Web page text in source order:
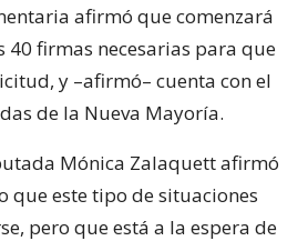
afirmó que comenzará
40 firmas necesarias para que
y –afirmó– cuenta con el
de la Nueva Mayoría.
Mónica Zalaquett afirmó
que este tipo de situaciones
pero que está a la espera de